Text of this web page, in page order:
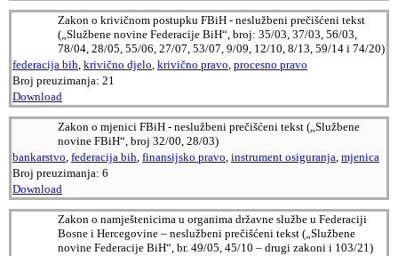
Zakon o krivičnom postupku FBiH - neslužbeni prečišćeni tekst
(„Službene novine Federacije BiH“, broj: 35/03, 37/03, 56/03,
78/04, 28/05, 55/06, 27/07, 53/07, 9/09, 12/10, 8/13, 59/14 i 74/20)
federacija bih, krivično djelo, krivično pravo, procesno pravo
Broj preuzimanja: 21
Download
Zakon o mjenici FBiH - neslužbeni prečišćeni tekst („Službene
novine FBiH“, broj 32/00, 28/03)
bankarstvo, federacija bih, finansijsko pravo, instrument osiguranja, mjenica
Broj preuzimanja: 6
Download
Zakon o namještenicima u organima državne službe u Federaciji
Bosne i Hercegovine – neslužbeni prečišćeni tekst („Službene
novine Federacije BiH“, br. 49/05, 45/10 – drugi zakoni i 103/21)